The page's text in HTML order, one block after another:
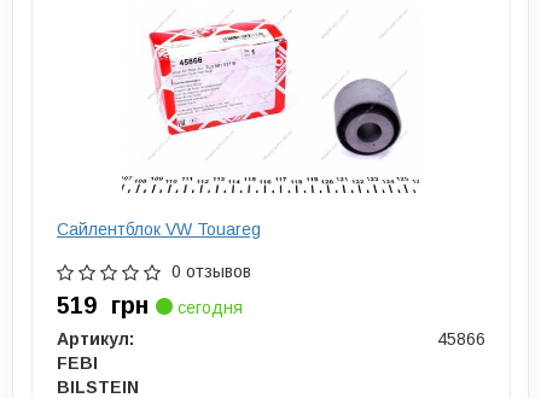
Сайлентблок VW Touareg
0 отзывов
519 грн
сегодня
Артикул:
45866
FEBI
BILSTEIN